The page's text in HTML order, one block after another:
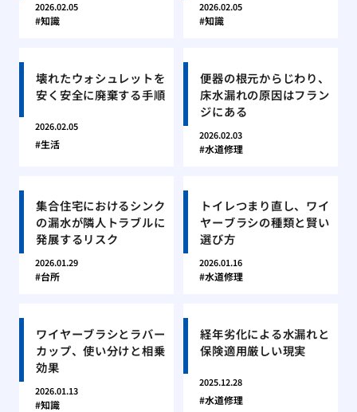
2026.02.05
知識
2026.02.05
知識
壊れたウォシュレットを
安く安全に廃棄する手順
2026.02.05
生活
便器の根元からじわり、
床水漏れの原因はフラン
ジにある
2026.02.03
水道修理
集合住宅におけるシンク
の漏水が隣人トラブルに
発展するリスク
2026.01.29
台所
トイレつまり直し、ワイ
ヤーブラシの種類と賢い
選び方
2026.01.16
水道修理
ワイヤーブラシとラバー
カップ、使い分けと相乗
効果
2026.01.13
知識
経年劣化による水漏れと
保険適用厳しい現実
2025.12.28
水道修理